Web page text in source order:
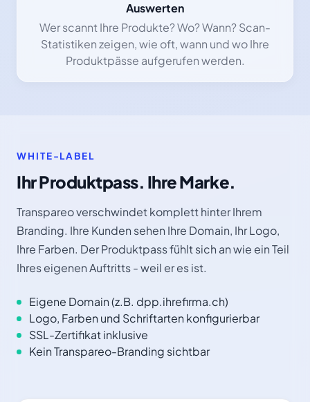
Auswerten
Wer scannt Ihre Produkte? Wo? Wann? Scan-
Statistiken zeigen, wie oft, wann und wo Ihre
Produktpässe aufgerufen werden.
WHITE-LABEL
Ihr Produktpass. Ihre Marke.
Transpareo verschwindet komplett hinter Ihrem
Branding. Ihre Kunden sehen Ihre Domain, Ihr Logo,
Ihre Farben. Der Produktpass fühlt sich an wie ein Teil
Ihres eigenen Auftritts - weil er es ist.
Eigene Domain (z.B. dpp.ihrefirma.ch)
Logo, Farben und Schriftarten konfigurierbar
SSL-Zertifikat inklusive
Kein Transpareo-Branding sichtbar